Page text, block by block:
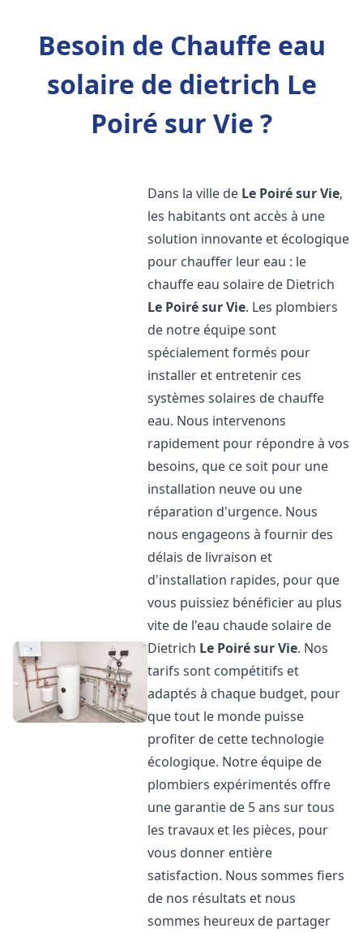
Besoin de Chauffe eau
solaire de dietrich Le
Poiré sur Vie ?
Dans la ville de Le Poiré sur Vie,
les habitants ont accès à une
solution innovante et écologique
pour chauffer leur eau : le
chauffe eau solaire de Dietrich
Le Poiré sur Vie. Les plombiers
de notre équipe sont
spécialement formés pour
installer et entretenir ces
systèmes solaires de chauffe
eau. Nous intervenons
rapidement pour répondre à vos
besoins, que ce soit pour une
installation neuve ou une
réparation d'urgence. Nous
nous engageons à fournir des
délais de livraison et
d'installation rapides, pour que
vous puissiez bénéficier au plus
vite de l'eau chaude solaire de
Dietrich Le Poiré sur Vie. Nos
tarifs sont compétitifs et
adaptés à chaque budget, pour
que tout le monde puisse
profiter de cette technologie
écologique. Notre équipe de
plombiers expérimentés offre
une garantie de 5 ans sur tous
les travaux et les pièces, pour
vous donner entière
satisfaction. Nous sommes fiers
de nos résultats et nous
sommes heureux de partager